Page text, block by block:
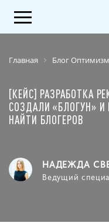
Главная Блог
[КЕЙС] РАЗРАБОТКА
СОЗДАЛИ «БЛОГУН»
НАЙТИ БЛОГЕРОВ
НАДЕЖДА
Ведущий